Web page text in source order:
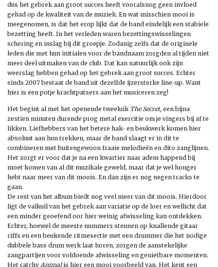
dus het gebrek aan groot succes heeft vooralsnog geen invloed
gehad op de kwaliteit van de muziek. En wat misschien mooi is
meegenomen, is dat het erop lijkt dat de band eindelijk een stabiele
bezetting heeft. In het verleden waren bezettingswisselingen
schering en inslag bij dit groepje. Zodanig zelfs dat de originele
leden die met hun initialen voor de bandnaam zorgden al tijden niet
meer deel uitmaken van de club. Dat kan natuurlijk ook zijn
weerslag hebben gehad op het gebrek aan groot succes. Echter
sinds 2007 bestaat de band uit dezelfde ijzersterke line-up. Want
hier is een potje krachtpatsers aan het musiceren zeg!
Het begint al met het openende tweeluik The Secret, een bijna
zestien minuten durende prog metal exercitie om je vingers bij af te
likken. Liefhebbers van het betere hak- en beukwerk komen hier
absoluut aan hun trekken, maar de band slaagt er in dit te
combineren met buitengewoon fraaie melodieën en dito zanglijnen.
Het zorgt er voor dat je na een kwartier naar adem happend bij
moet komen van al dit muzikale geweld, maar dat je wel honger
hebt naar meer van dit moois. En dan zijn er nog negen tracks te
gaan.
De rest van het album biedt nog veel meer van dit moois. Hierdoor
ligt de valkuil van het gebrek aan variatie op de loer en wellicht dat
een minder geoefend oor hier weinig afwisseling kan ontdekken.
Echter, hoewel de meeste nummers steunen op knallende gitaar
riffs en een beukende ritmesectie met een drummer die het nodige
dubbele bass drum werk laat horen, zorgen de aanstekelijke
zangpartijen voor voldoende afwisseling en genietbare momenten.
Het catchy Animalis hier een mooi voorbeeld van. Het kent een